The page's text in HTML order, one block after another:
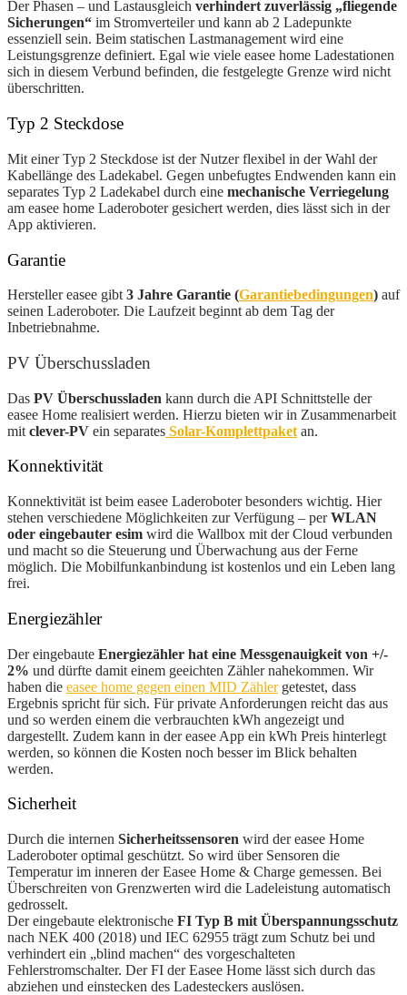
Der Phasen – und Lastausgleich verhindert zuverlässig „fliegende
Sicherungen“ im Stromverteiler und kann ab 2 Ladepunkte
essenziell sein. Beim statischen Lastmanagement wird eine
Leistungsgrenze definiert. Egal wie viele easee home Ladestationen
sich in diesem Verbund befinden, die festgelegte Grenze wird nicht
überschritten.
Typ 2 Steckdose
Mit einer Typ 2 Steckdose ist der Nutzer flexibel in der Wahl der
Kabellänge des Ladekabel. Gegen unbefugtes Endwenden kann ein
separates Typ 2 Ladekabel durch eine mechanische Verriegelung
am easee home Laderoboter gesichert werden, dies lässt sich in der
App aktivieren.
Garantie
Hersteller easee gibt 3 Jahre Garantie (Garantiebedingungen) auf
seinen Laderoboter. Die Laufzeit beginnt ab dem Tag der
Inbetriebnahme.
PV Überschussladen
Das PV Überschussladen kann durch die API Schnittstelle der
easee Home realisiert werden. Hierzu bieten wir in Zusammenarbeit
mit clever-PV ein separates Solar-Komplettpaket an.
Konnektivität
Konnektivität ist beim easee Laderoboter besonders wichtig. Hier
stehen verschiedene Möglichkeiten zur Verfügung – perWLAN
oder eingebauter esim wird die Wallbox mit der Cloud verbunden
und macht so die Steuerung und Überwachung aus der Ferne
möglich. Die Mobilfunkanbindung ist kostenlos und ein Leben lang
frei.
Energiezähler
Der eingebaute Energiezähler hat eine Messgenauigkeit von +/-
2% und dürfte damit einem geeichten Zähler nahekommen. Wir
haben die easee home gegen einen MID Zählergetestet, dass
Ergebnis spricht für sich. Für private Anforderungen reicht das aus
und so werden einem die verbrauchten kWh angezeigt und
dargestellt. Zudem kann in der easee App ein kWh Preis hinterlegt
werden, so können die Kosten noch besser im Blick behalten
werden.
Sicherheit
Durch die internen Sicherheitssensoren wird der easee Home
Laderoboter optimal geschützt. So wird über Sensoren die
Temperatur im inneren der Easee Home & Charge gemessen. Bei
Überschreiten von Grenzwerten wird die Ladeleistung automatisch
gedrosselt.
Der eingebaute elektronische FI Typ B mit Überspannungsschutz
nach NEK 400 (2018) und IEC 62955 trägt zum Schutz bei und
verhindert ein „blind machen“ des vorgeschalteten
Fehlerstromschalter. Der FI der Easee Home lässt sich durch das
abziehen und einstecken des Ladesteckers auslösen.